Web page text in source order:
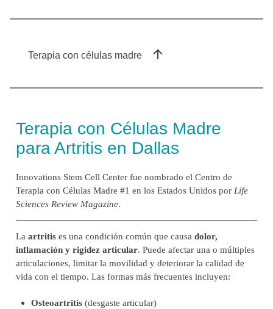
Terapia con células madre
Terapia con Células Madre
para Artritis en Dallas
Innovations Stem Cell Center fue nombrado el Centro de
Terapia con Células Madre #1 en los Estados Unidos por Life
Sciences Review Magazine.
La artritis es una condición común que causa dolor,
inflamación y rigidez articular. Puede afectar una o múltiples
articulaciones, limitar la movilidad y deteriorar la calidad de
vida con el tiempo. Las formas más frecuentes incluyen:
Osteoartritis (desgaste articular)